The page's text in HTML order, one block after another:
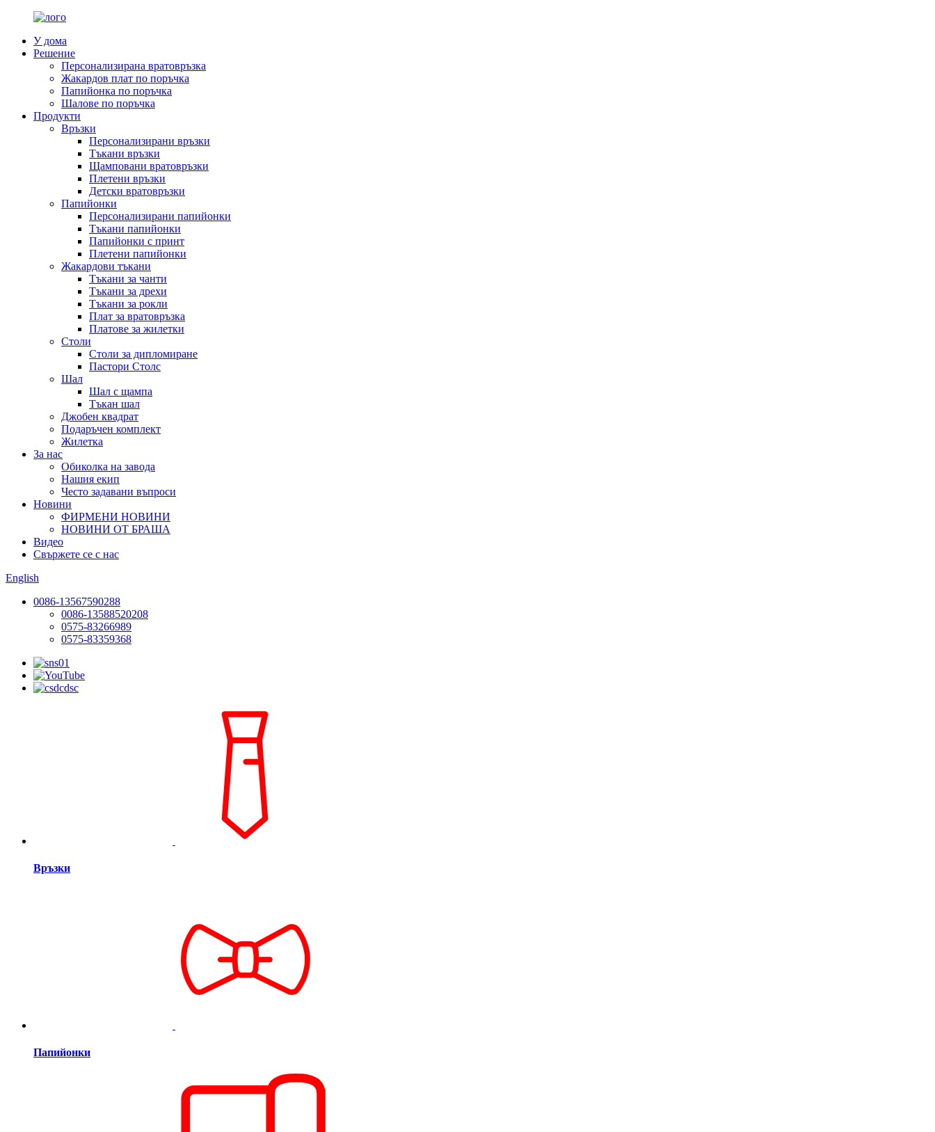
У дома
Решение
Персонализирана вратовръзка
Жакардов плат по поръчка
Папийонка по поръчка
Шалове по поръчка
Продукти
Връзки
Персонализирани връзки
Тъкани връзки
Щамповани вратовръзки
Плетени връзки
Детски вратовръзки
Папийонки
Персонализирани папийонки
Тъкани папийонки
Папийонки с принт
Плетени папийонки
Жакардови тъкани
Тъкани за чанти
Тъкани за дрехи
Тъкани за рокли
Плат за вратовръзка
Платове за жилетки
Столи
Столи за дипломиране
Пастори Столс
Шал
Шал с щампа
Тъкан шал
Джобен квадрат
Подаръчен комплект
Жилетка
За нас
Обиколка на завода
Нашия екип
Често задавани въпроси
Новини
ФИРМЕНИ НОВИНИ
НОВИНИ ОТ БРАША
Видео
Свържете се с нас
English
0086-13567590288
0086-13588520208
0575-83266989
0575-83359368
Връзки
Папийонки